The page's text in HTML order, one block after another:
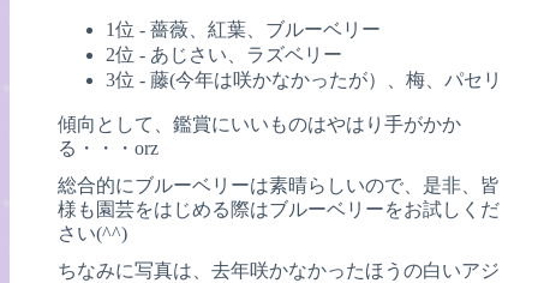
1位 - 薔薇、紅葉、ブルーベリー
2位 - あじさい、ラズベリー
3位 - 藤(今年は咲かなかったが）、梅、パセリ
傾向として、鑑賞にいいものはやはり手がかか
る・・・orz
総合的にブルーベリーは素晴らしいので、是非、皆
様も園芸をはじめる際はブルーベリーをお試しくだ
さい(^^)
ちなみに写真は、去年咲かなかったほうの白いアジ